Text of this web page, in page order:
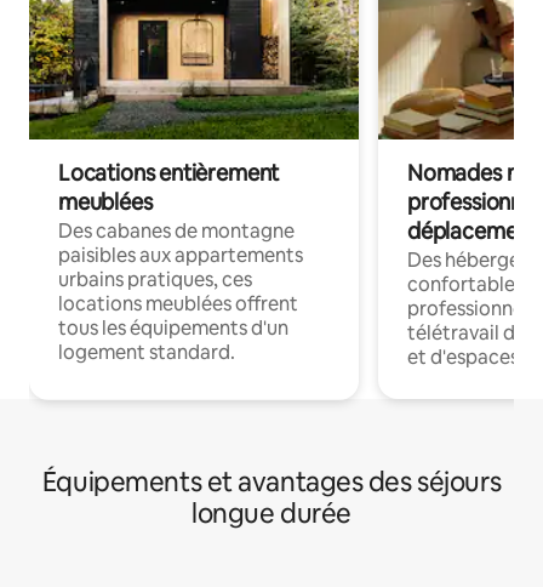
Locations entièrement
meublées
Des cabanes de montagne
paisibles aux appartements
urbains pratiques, ces
locations meublées offrent
tous les équipements d'un
logement standard.
Nomades
déplacement
Des
confortables
professionnels
télétravail
et d'espaces
Équipements et avantages des séjours
longue durée